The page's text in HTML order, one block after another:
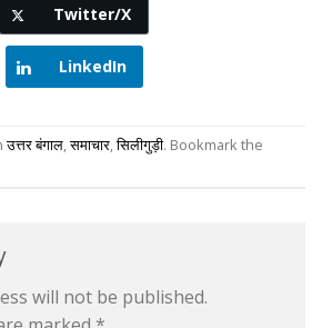
Twitter/X
LinkedIn
उत्तर बंगाल,समाचार,सिलीगुड़ी. Bookmark the
will not be published.